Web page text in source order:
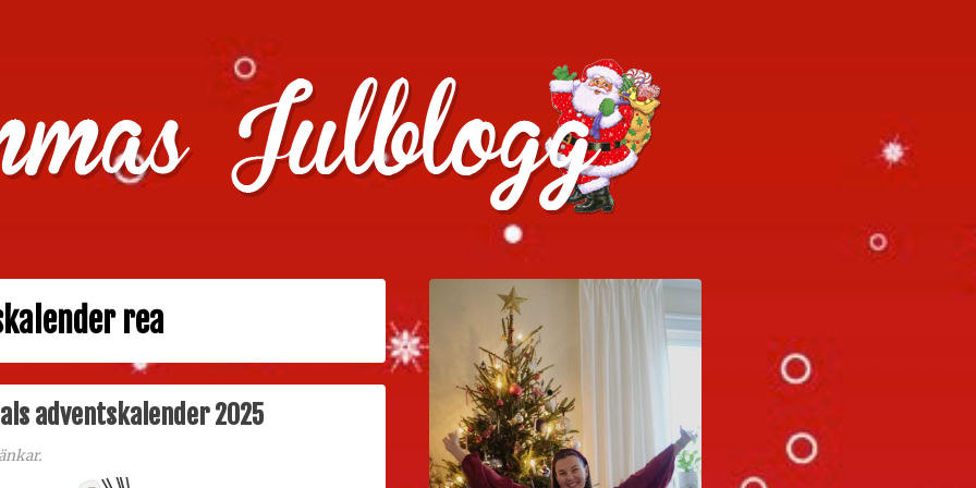
julklappstips, julkalendrar, adventskalendrar , julpyssel och julrecept!
rea
adventskalender 2025